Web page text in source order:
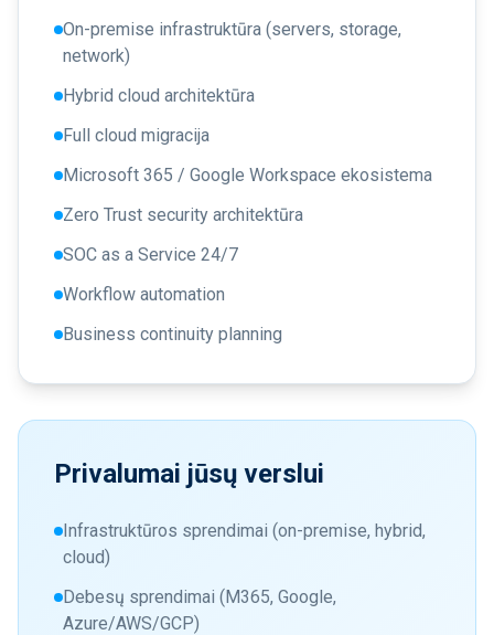
On-premise infrastruktūra (servers, storage,
network)
Hybrid cloud architektūra
Full cloud migracija
Microsoft 365 / Google Workspace ekosistema
Zero Trust security architektūra
SOC as a Service 24/7
Workflow automation
Business continuity planning
Privalumai jūsų verslui
Infrastruktūros sprendimai (on-premise, hybrid,
cloud)
Debesų sprendimai (M365, Google,
Azure/AWS/GCP)